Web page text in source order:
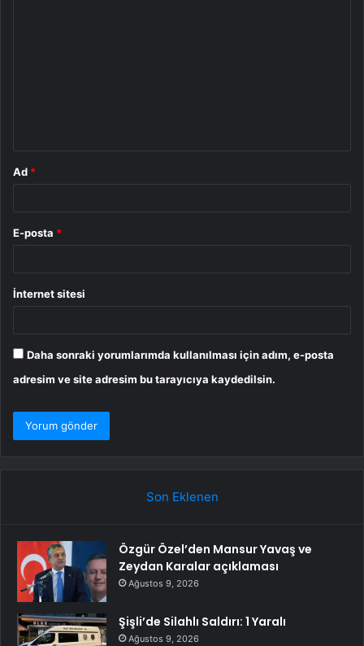
Ad *
E-posta *
İnternet sitesi
Daha sonraki yorumlarımda kullanılması için adım, e-posta
adresim ve site adresim bu tarayıcıya kaydedilsin.
Son Eklenen
Özgür Özel’den Mansur Yavaş ve
Zeydan Karalar açıklaması
Ağustos 9, 2026
Şişli’de Silahlı Saldırı: 1 Yaralı
Ağustos 9, 2026